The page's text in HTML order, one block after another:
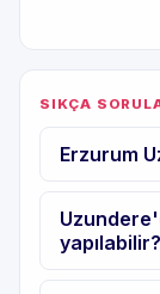
SIKÇA
Erzurum
yapılabilir?